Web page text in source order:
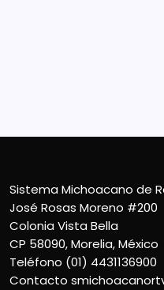
Sistema Michoacano de
José Rosas Moreno #200
Colonia Vista Bella
CP 58090, Morelia, México
Teléfono (01) 4431136900
Contacto